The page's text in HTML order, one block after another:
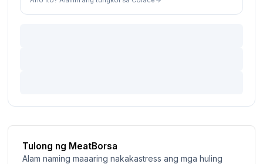
Tulong ng MeatBorsa
Alam naming maaaring nakakastress ang mga huling